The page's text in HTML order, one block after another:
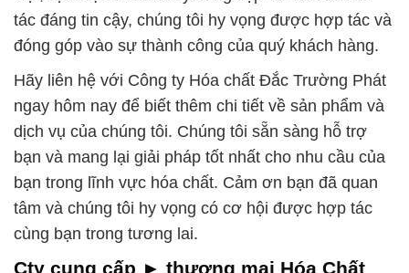
tác đáng tin cậy, chúng tôi hy vọng được hợp tác và
đóng góp vào sự thành công của quý khách hàng.
Hãy liên hệ với Công ty Hóa chất Đắc Trường Phát
ngay hôm nay để biết thêm chi tiết về sản phẩm và
dịch vụ của chúng tôi. Chúng tôi sẵn sàng hỗ trợ
bạn và mang lại giải pháp tốt nhất cho nhu cầu của
bạn trong lĩnh vực hóa chất. Cảm ơn bạn đã quan
tâm và chúng tôi hy vọng có cơ hội được hợp tác
cùng bạn trong tương lai.
Cty cung cấp ► thương mại Hóa Chất